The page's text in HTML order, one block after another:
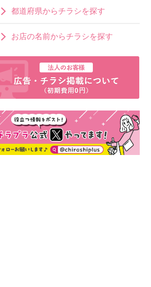
8月のDCMブランドイチオシ商品
都道府県からチラシを探す
お店の名前からチラシを探す